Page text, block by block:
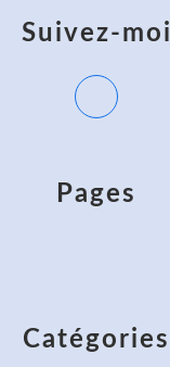
Catégories
Pages
Suivez-moi